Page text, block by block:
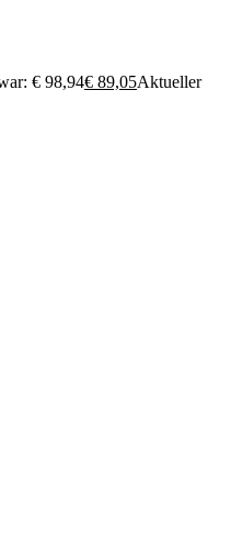
€ 98,94€ 89,05Aktueller